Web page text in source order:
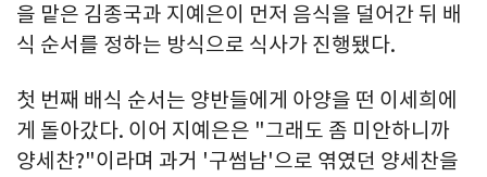
을 맡은 김종국과 지예은이 먼저 음식을 덜어간 뒤 배
식 순서를 정하는 방식으로 식사가 진행됐다.
첫 번째 배식 순서는 양반들에게 아양을 떤 이세희에
게 돌아갔다. 이어 지예은은 "그래도 좀 미안하니까
양세찬?"이라며 과거 '구썸남'으로 엮였던 양세찬을